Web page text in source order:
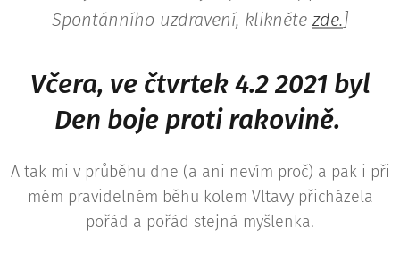
Spontánního uzdravení, kliknětezde.]
Včera, ve čtvrtek 4.2 2021 byl
Den boje proti rakovině.
A tak mi v průběhu dne (a ani nevím proč) a pak i při
mém pravidelném běhu kolem Vltavy přicházela
pořád a pořád stejná myšlenka.